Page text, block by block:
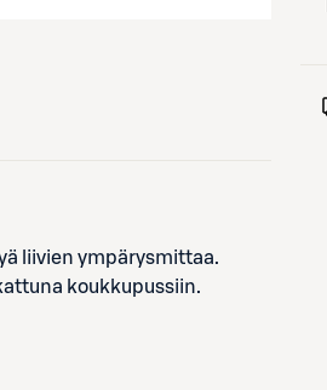
liivien ympärysmittaa.
koukkupussiin.